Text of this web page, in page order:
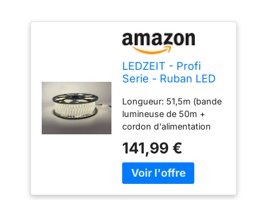
LEDZEIT - Profi
Serie - Ruban LED
intérieur, 220V-
240V, blanc chaud,
dimmable,
imperméable,
extensible, Strip
light, pour le
bâtiment, le
Longueur: 51,5m (bande
lumineuse de 50m +
cordon d'alimentation
Section transversale: 12
x 6 mm. 60 LED/m. Type
de LED: SMD2835, blanc
141,99 €